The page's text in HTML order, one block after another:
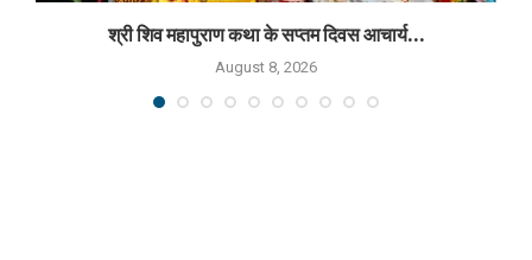
श्री शिव महापुराण कथा के सप्तम दिवस आचार्य...
August 8, 2026